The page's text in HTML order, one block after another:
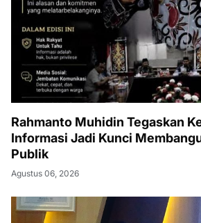
Rahmanto Muhidin Tegaskan
Informasi Jadi Kunci
Publik
Agustus 06, 2026